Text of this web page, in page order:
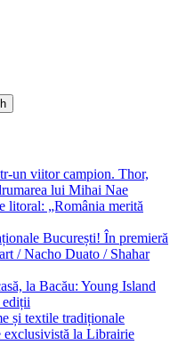
un viitor campion. Thor,
lui Mihai Nae
litoral: „România merită
București! În premieră
/ Nacho Duato / Shahar
la Bacău: Young Island
ediții
și textile tradiționale
exclusivistă la Librairie